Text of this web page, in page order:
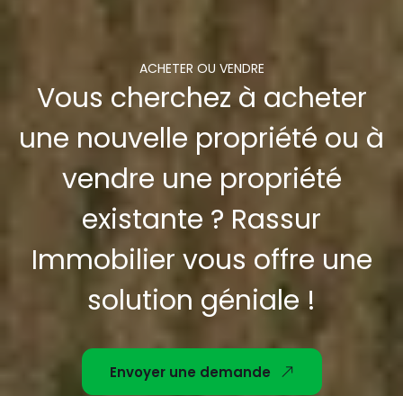
ACHETER OU VENDRE
Vous cherchez à acheter
une nouvelle propriété ou à
vendre une propriété
existante ? Rassur
Immobilier vous offre une
solution géniale !
Envoyer une demande